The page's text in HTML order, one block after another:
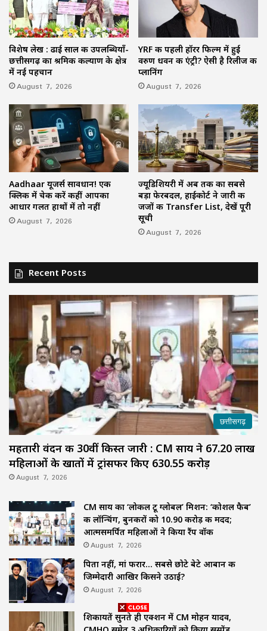
विशेष लेख : ढाई साल की उपलब्धियाँ-
छत्तीसगढ़ का श्रमिक कल्याण के क्षेत्र
में नई पहचान
August 7, 2026
YRF की पहली हॉरर फिल्म में हुई
वरुण धवन की एंट्री? ऐसी है रिलीज की
प्लानिंग
August 7, 2026
Aadhaar यूजर्स सावधान! एक
क्लिक में चेक करें कहीं आपका
आधार गलत हाथों में तो नहीं
August 7, 2026
ज्यूडिशियरी में अब तक का सबसे
बड़ा फेरबदल, हाईकोर्ट ने जारी की
जजों की Transfer List, देखें पूरी
सूची
August 7, 2026
Recent Posts
छत्तीसगढ़
महतारी वंदन की 30वीं किस्त जारी : CM साय ने 67.20 लाख
महिलाओं के खातों में ट्रांसफर किए ₹630.55 करोड़
August 7, 2026
CM साय का ‘लोकल टू ग्लोबल’ मिशन: ‘कोशल फैब’
की लॉन्चिंग, बुनकरों को 10.90 करोड़ की मदद;
आत्मसमर्पित महिलाओं ने किया रैंप वॉक
August 7, 2026
पिता नहीं, मां फरार… सबसे छोटे बेटे आबान की
जिम्मेदारी आखिर किसने उठाई?
August 7, 2026
शिकायतें सुनते ही एक्शन में CM मोहन यादव,